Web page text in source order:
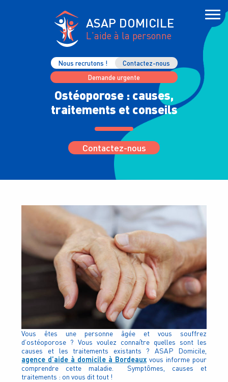
ASAP DOMICILE
L'aide à la personne
Nous recrutons !
Contactez-nous
Demande urgente
Ostéoporose : causes,
traitements et conseils
Contactez-nous
Vous êtes une personne âgée et vous souffrez
d’ostéoporose ? Vous voulez connaître quelles sont les
causes et les traitements existants ? ASAP Domicile,
agence d’aide à domicile à Bordeauxvous informe pour
comprendre cette maladie. Symptômes, causes et
traitements : on vous dit tout !